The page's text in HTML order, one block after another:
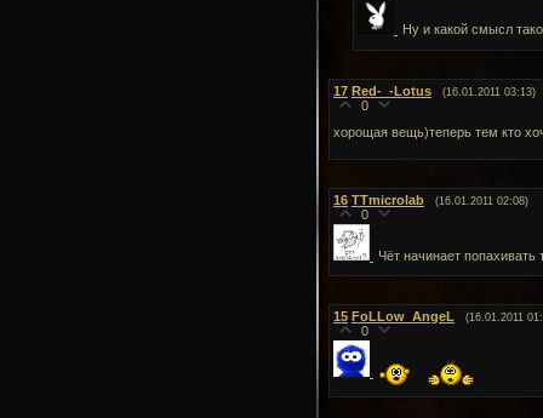
Ну и какой смысл
17 Red-_-Lotus (16.01.2011 03:13)
0
хорощая вещь)теперь тем кто
16 TTmicrolab (16.01.2011 02:08)
0
Чёт начинает
15 FoLLow_AngeL (16.01.2011
0